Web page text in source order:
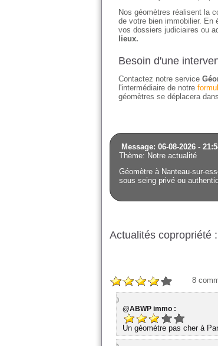
Nos géomètres réalisent la
de votre bien immobilier. En
vos dossiers judiciaires ou
lieux.
Besoin d'une
Contactez notre service
l'intermédiaire de notre
géomètres se déplacera
Message: 06-08-2026 -
Thème: Notre actualité
Géomètre à Nanteau-sur-
sous seing privé ou
Actualités copropriété :
8
@ABWP immo :
Un géomètre pas cher à